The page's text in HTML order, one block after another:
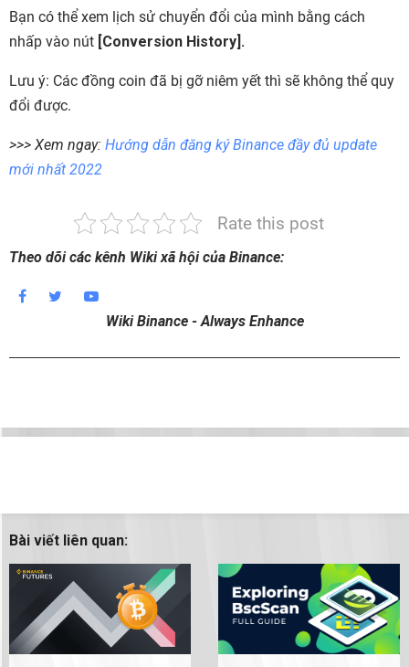
Bạn có thể xem lịch sử chuyển đổi của mình bằng cách
nhấp vào nút [Conversion History].
Lưu ý: Các đồng coin đã bị gỡ niêm yết thì sẽ không thể quy
đổi được.
>>> Xem ngay: Hướng dẫn đăng ký Binance đầy đủ update
mới nhất 2022
Rate this post
Theo dõi các kênh Wiki xã hội của Binance:
Wiki Binance - Always Enhance
Bài viết liên quan: